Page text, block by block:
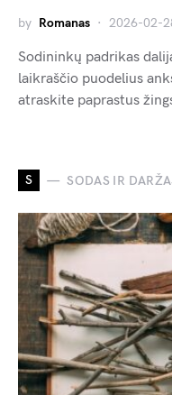
by Romanas 2026-02-
Sodininkų padrikas
laikraščio puodelius
atraskite paprastus
S SODAS IR